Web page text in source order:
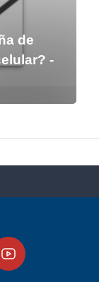
de
-